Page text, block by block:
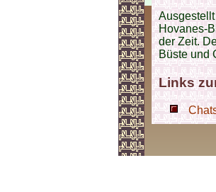
Hovanes-
der Zeit.
Büste und
Links